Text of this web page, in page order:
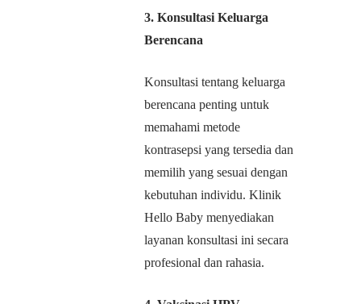
3. Konsultasi Keluarga
Berencana
Konsultasi tentang keluarga
berencana penting untuk
memahami metode
kontrasepsi yang tersedia dan
memilih yang sesuai dengan
kebutuhan individu. Klinik
Hello Baby menyediakan
layanan konsultasi ini secara
profesional dan rahasia.